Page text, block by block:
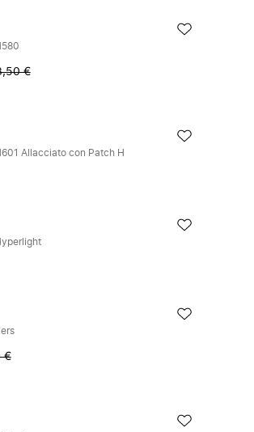
€
Allacciato con Patch H
€